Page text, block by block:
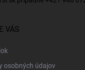
VÁS
osobných údajov